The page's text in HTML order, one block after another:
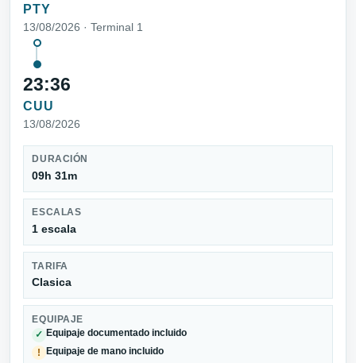
PTY
13/08/2026 · Terminal 1
23:36
CUU
13/08/2026
DURACIÓN
09h 31m
ESCALAS
1 escala
TARIFA
Clasica
EQUIPAJE
✓ Equipaje documentado incluido
! Equipaje de mano incluido